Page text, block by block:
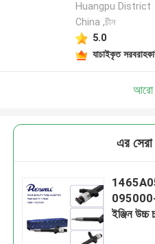
Huangpu District
China ,চীন
5.0
যাচাইকৃত
আরো
এর
095000-
ইঞ্জিন উচ্চ